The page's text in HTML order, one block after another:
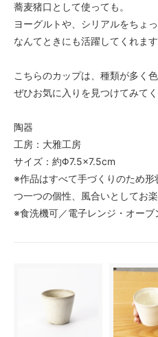
蕎麦猪口として使っても。
ヨーグルトや、シリアルをちょっ
なんてときにも活躍してくれます
こちらのカップは、種類が多く色
ぜひお気に入りを見つけてみてく
陶器
工房：大雅工房
サイズ：約Φ7.5×7.5cm
※作品はすべて手づくりのため
つ一つの個性、風合いとしてお楽
※食洗機可／電子レンジ・オーブ